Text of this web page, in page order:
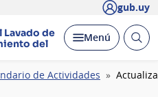
gub.uy
Lavado de
del
Desplegar
Menú Abrir
de Actividades